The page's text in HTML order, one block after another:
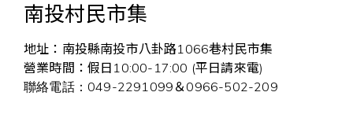
南投村民市集
地址：南投縣南投市八卦路1066巷村民市集
營業時間：假日10:00-17:00 (平日請來電)
聯絡電話： 049-2291099＆0966-502-209